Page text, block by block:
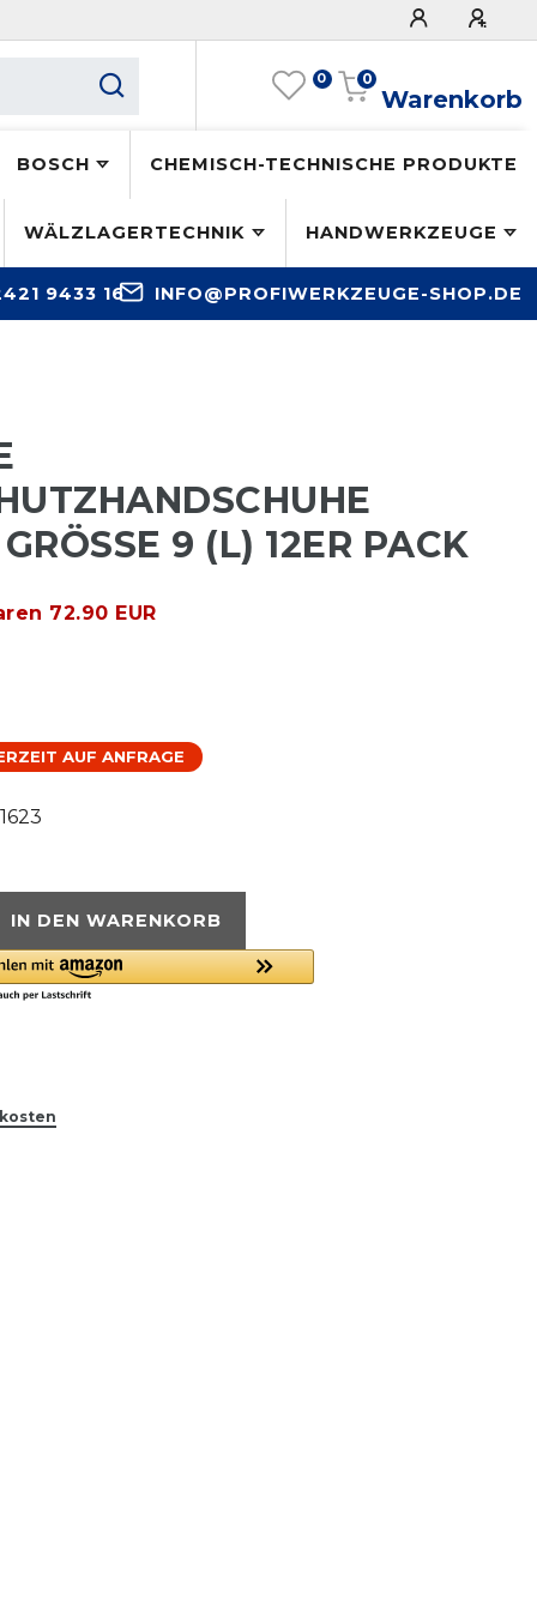
0
Warenkorb
0
BOSCH CHEMISCH-TECHNISCHE PRODUKTE
WÄLZLAGERTECHNIK HANDWERKZEUGE
9433 16 INFO@PROFIWERKZEUGE-SHOP.DE
9 (L) 12ER PACK
72.90 EUR
AUF ANFRAGE
IN DEN WARENKORB